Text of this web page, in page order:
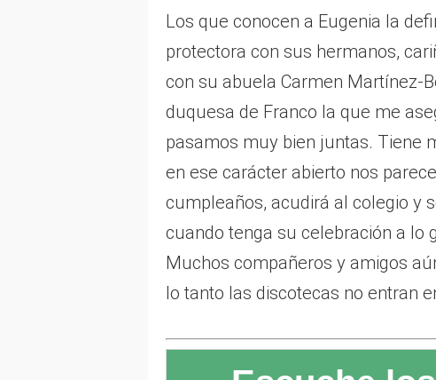
Los que conocen a Eugenia la
protectora con sus hermanos,
con su abuela Carmen Martínez-
duquesa de Franco la que me
pasamos muy bien juntas. Tiene
en ese carácter abierto nos
cumpleaños, acudirá al colegio y
cuando tenga su celebración a lo
Muchos compañeros y amigos
lo tanto las discotecas no entran